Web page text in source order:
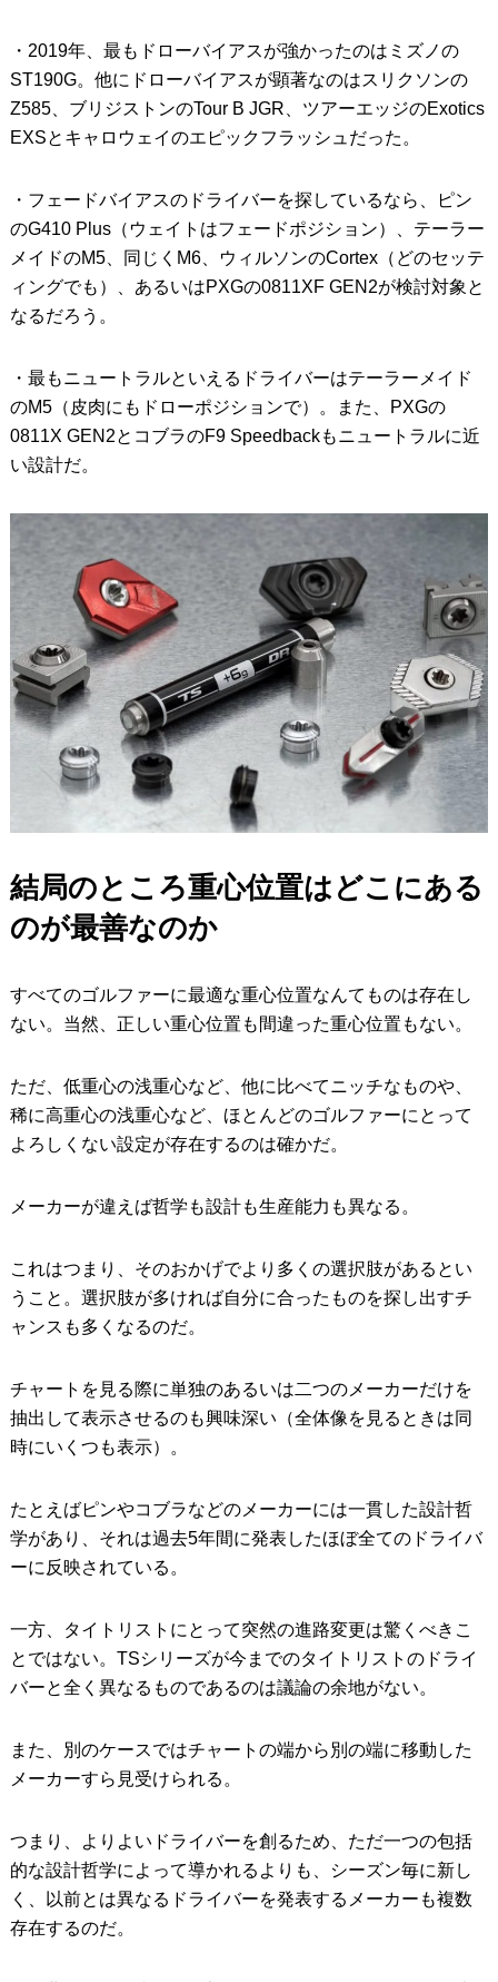
・2019年、最もドローバイアスが強かったのはミズノの
ST190G。他にドローバイアスが顕著なのはスリクソンの
Z585、ブリジストンのTour B JGR、ツアーエッジのExotics
EXSとキャロウェイのエピックフラッシュだった。
・フェードバイアスのドライバーを探しているなら、ピン
のG410 Plus（ウェイトはフェードポジション）、テーラー
メイドのM5、同じくM6、ウィルソンのCortex（どのセッテ
ィングでも）、あるいはPXGの0811XF GEN2が検討対象と
なるだろう。
・最もニュートラルといえるドライバーはテーラーメイド
のM5（皮肉にもドローポジションで）。また、PXGの
0811X GEN2とコブラのF9 Speedbackもニュートラルに近
い設計だ。
結局のところ重心位置はどこにある
のが最善なのか
すべてのゴルファーに最適な重心位置なんてものは存在し
ない。当然、正しい重心位置も間違った重心位置もない。
ただ、低重心の浅重心など、他に比べてニッチなものや、
稀に高重心の浅重心など、ほとんどのゴルファーにとって
よろしくない設定が存在するのは確かだ。
メーカーが違えば哲学も設計も生産能力も異なる。
これはつまり、そのおかげでより多くの選択肢があるとい
うこと。選択肢が多ければ自分に合ったものを探し出すチ
ャンスも多くなるのだ。
チャートを見る際に単独のあるいは二つのメーカーだけを
抽出して表示させるのも興味深い（全体像を見るときは同
時にいくつも表示）。
たとえばピンやコブラなどのメーカーには一貫した設計哲
学があり、それは過去5年間に発表したほぼ全てのドライバ
ーに反映されている。
一方、タイトリストにとって突然の進路変更は驚くべきこ
とではない。TSシリーズが今までのタイトリストのドライ
バーと全く異なるものであるのは議論の余地がない。
また、別のケースではチャートの端から別の端に移動した
メーカーすら見受けられる。
つまり、よりよいドライバーを創るため、ただ一つの包括
的な設計哲学によって導かれるよりも、シーズン毎に新し
く、以前とは異なるドライバーを発表するメーカーも複数
存在するのだ。